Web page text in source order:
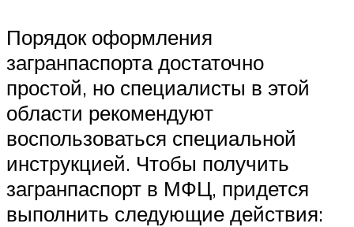
Порядок оформления
загранпаспорта достаточно
простой, но специалисты в этой
области рекомендуют
воспользоваться специальной
инструкцией. Чтобы получить
загранпаспорт в МФЦ, придется
выполнить следующие действия: